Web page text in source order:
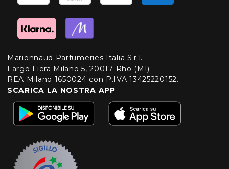
Marionnaud Parfumeries Italia S.r.l.
Largo Fiera Milano 5, 20017 Rho (MI)
REA Milano 1650024 con P.IVA 13425220152.
SCARICA LA NOSTRA APP